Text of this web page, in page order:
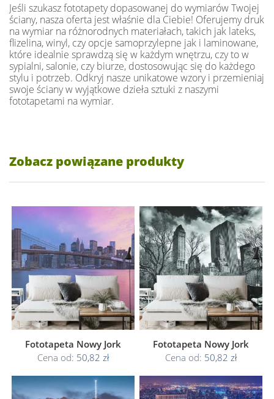
Jeśli szukasz fototapety dopasowanej do wymiarów Twojej
ściany, nasza oferta jest właśnie dla Ciebie! Oferujemy druk
na wymiar na różnorodnych materiałach, takich jak lateks,
flizelina, winyl, czy opcje samoprzylepne jak i laminowane,
które idealnie sprawdzą się w każdym wnętrzu, czy to w
sypialni, salonie, czy biurze, dostosowując się do każdego
stylu i potrzeb. Odkryj nasze unikatowe wzory i przemieniaj
swoje ściany w wyjątkowe dzieła sztuki z naszymi
fototapetami na wymiar.
Zobacz powiązane produkty
Fototapeta Nowy Jork
Cena od: 50,82 zł
Fototapeta Nowy Jork
Cena od: 50,82 zł